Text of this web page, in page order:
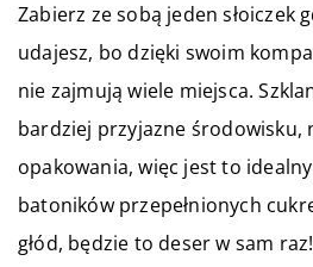
Zabierz ze sobą jeden słoiczek
udajesz, bo dzięki swoim
nie zajmują wiele miejsca.
bardziej przyjazne środowisku,
opakowania, więc jest to
batoników przepełnionych
głód, będzie to deser w sam